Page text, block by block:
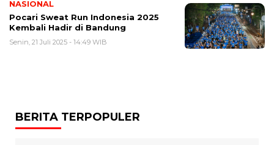
NASIONAL
Pocari Sweat Run Indonesia 2025
Kembali Hadir di Bandung
Senin, 21 Juli 2025 - 14:49 WIB
BERITA TERPOPULER